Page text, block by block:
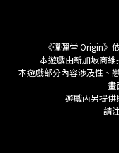
《彈彈堂 Origin》
本遊戲由新加坡商維
本遊戲部分內容涉及性、
畫
遊戲內另提供
請